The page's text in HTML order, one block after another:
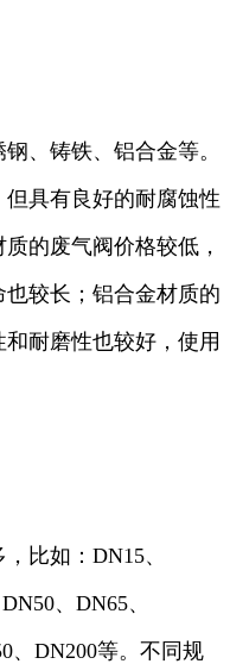
、铸铁、铝合金等。
具有良好的耐腐蚀性
的废气阀价格较低，
较长；铝合金材质的
耐磨性也较好，使用
比如：DN15、
、DN65、
、DN200等。不同规